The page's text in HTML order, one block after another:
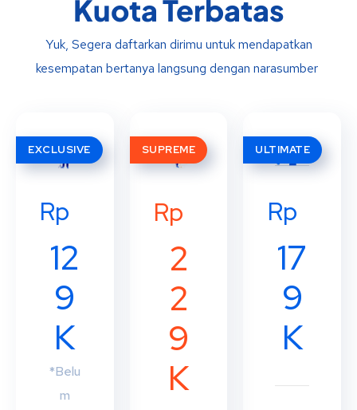
Kuota Terbatas
Yuk, Segera daftarkan dirimu untuk mendapatkan
kesempatan bertanya langsung dengan narasumber
EXCLUSIVE
Rp
12
9
K
*Belu
m
SUPREME
Rp
2
2
9
K
ULTIMATE
Rp
17
9
K